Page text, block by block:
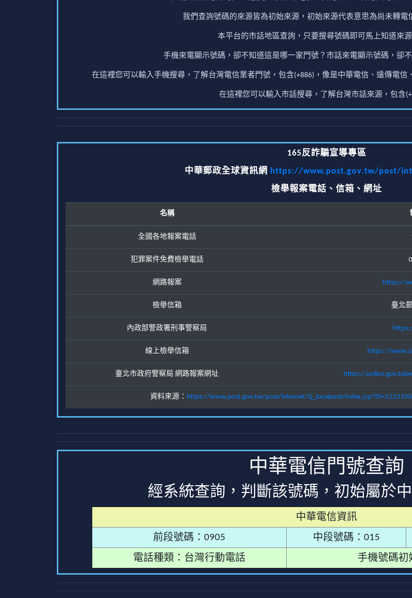
我們查詢號碼的來源皆為初始來源，初始來源代表意思為尚未轉電
本平台的市話地區查詢，只要搜尋號碼即可馬上知道來源
手機來電顯示號碼，卻不知道這是哪一家門號？市話來電顯示號碼，卻
在這裡您可以輸入手機搜尋，了解台灣電信業者門號，包含(+886)，像是中華電信、遠傳電信
在這裡您可以輸入市話搜尋，了解台灣市話來源，包含
165反詐騙宣導專區
中華郵政全球資訊網 https://www.post.gov.tw/post/
檢舉報案電話、信箱、網址
名稱
全國各地報案電話
犯罪案件免費檢舉電話
網路報案 https://
檢舉信箱 臺北
內政部警政署刑事警察局
線上檢舉信箱 https://
臺北市政府警察局 網路報案網址 https://
資料來源： https://www.post.gov.tw/post/internet/Q_localpost/
中華電信門號查詢
經系統查詢，判斷該號碼，初始屬於
中華電信資訊
前段號碼：0905
中段號碼：015
電話種類：台灣行動電話
手機號碼初